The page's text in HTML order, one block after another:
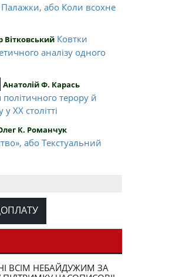
або Коли всохне
Ковтки
аналізу одного
Анатолій Ф. Карась
терору й
ХХ столітті
К. Романчук
або Текстуальний
бути національна ідея.
у навчально-
Проблема Росії
руху: погляд
ВСІМ НЕБАЙДУЖИМ ЗА